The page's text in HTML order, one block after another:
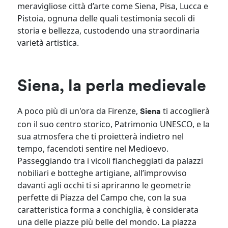
meravigliose città d’arte come Siena, Pisa, Lucca e
Pistoia, ognuna delle quali testimonia secoli di
storia e bellezza, custodendo una straordinaria
varietà artistica.
Siena, la perla medievale
A poco più di un'ora da Firenze,Siena ti accoglierà
con il suo centro storico, Patrimonio UNESCO, e la
sua atmosfera che ti proietterà indietro nel
tempo, facendoti sentire nel Medioevo.
Passeggiando tra i vicoli fiancheggiati da palazzi
nobiliari e botteghe artigiane, all’improvviso
davanti agli occhi ti si apriranno le geometrie
perfette di Piazza del Campo che, con la sua
caratteristica forma a conchiglia, è considerata
una delle piazze più belle del mondo. La piazza